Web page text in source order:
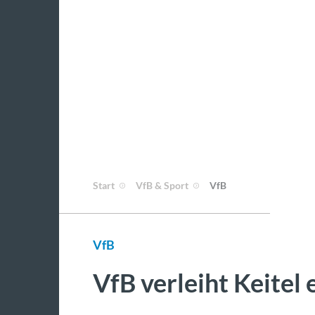
Start VfB & Sport VfB
VfB
VfB verleiht Keitel